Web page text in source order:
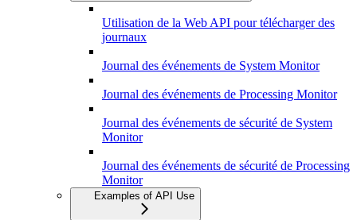
Utilisation de la Web API pour télécharger des
journaux
Journal des événements de System Monitor
Journal des événements de Processing Monitor
Journal des événements de sécurité de System
Monitor
Journal des événements de sécurité de Processing
Monitor
Examples of API Use